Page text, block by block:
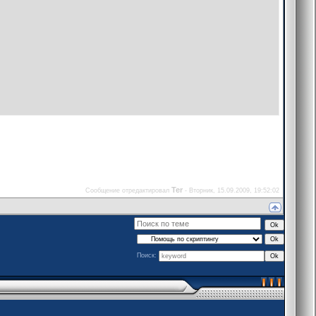
Сообщение отредактировал Ter - Вторник, 15.09.2009, 19:52:02
Поиск: